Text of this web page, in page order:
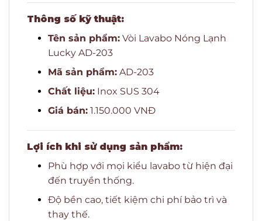
Thông số kỹ thuật:
Tên sản phẩm:Vòi Lavabo Nóng Lạnh
Lucky AD-203
Mã sản phẩm:AD-203
Chất liệu:Inox SUS 304
Giá bán:1.150.000 VNĐ
Lợi ích khi sử dụng sản phẩm:
Phù hợp với mọi kiểu lavabo từ hiện đại
đến truyền thống.
Độ bền cao, tiết kiệm chi phí bảo trì và
thay thế.